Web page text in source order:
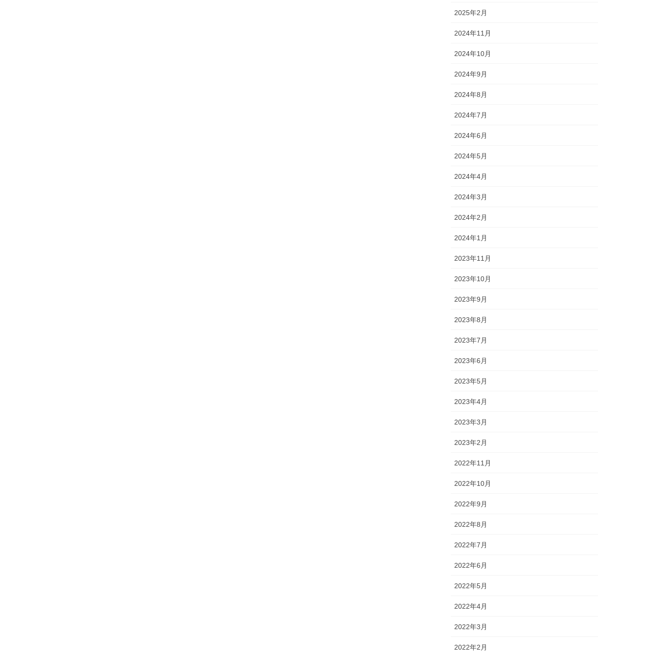
2025年2月
2024年11月
2024年10月
2024年9月
2024年8月
2024年7月
2024年6月
2024年5月
2024年4月
2024年3月
2024年2月
2024年1月
2023年11月
2023年10月
2023年9月
2023年8月
2023年7月
2023年6月
2023年5月
2023年4月
2023年3月
2023年2月
2022年11月
2022年10月
2022年9月
2022年8月
2022年7月
2022年6月
2022年5月
2022年4月
2022年3月
2022年2月